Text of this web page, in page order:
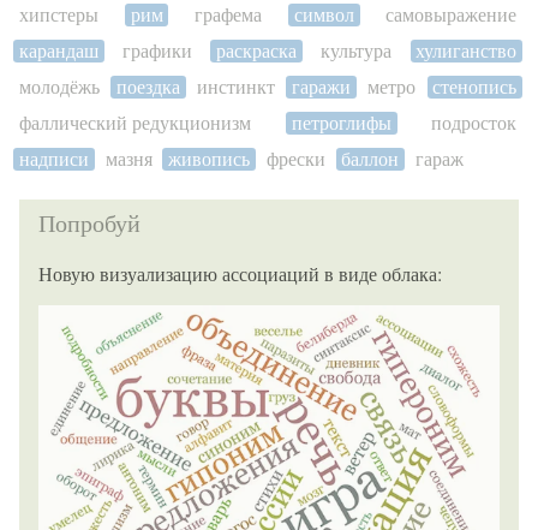
хипстеры
рим графема символ
самовыражение
карандаш
графики раскраска культура
хулиганство
молодёжь
поездка инстинкт гаражи метро
стенопись
фаллический редукционизм
петроглифы
подросток
надписи
мазня живопись фрески баллон гараж
Попробуй
Новую визуализацию ассоциаций в виде облака: